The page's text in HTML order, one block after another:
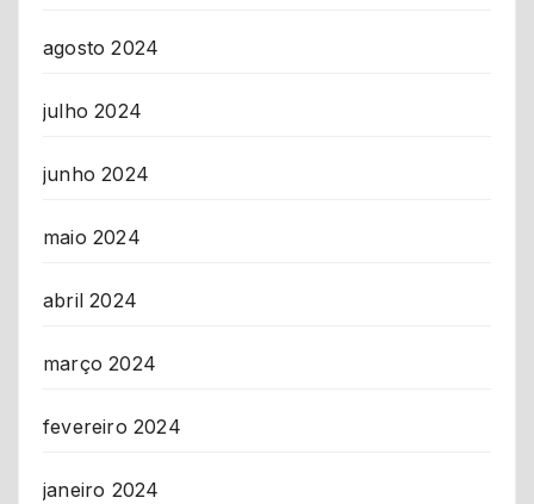
agosto 2024
julho 2024
junho 2024
maio 2024
abril 2024
março 2024
fevereiro 2024
janeiro 2024